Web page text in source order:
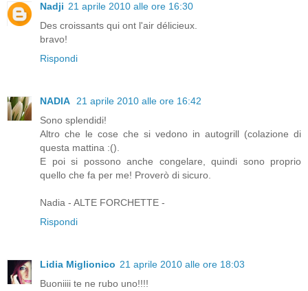
Nadji 21 aprile 2010 alle ore 16:30
Des croissants qui ont l'air délicieux.
bravo!
Rispondi
NADIA
21 aprile 2010 alle ore 16:42
Sono splendidi!
Altro che le cose che si vedono in autogrill (colazione di
questa mattina :().
E poi si possono anche congelare, quindi sono proprio
quello che fa per me! Proverò di sicuro.
Nadia - ALTE FORCHETTE -
Rispondi
Lidia Miglionico 21 aprile 2010 alle ore 18:03
Buoniiii te ne rubo uno!!!!